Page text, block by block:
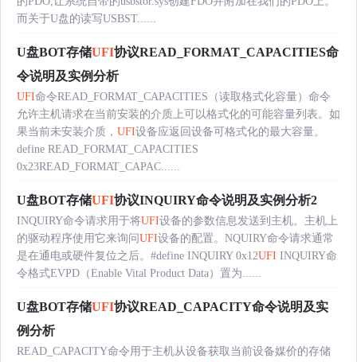
而关于U盘的读写USBST......
U盘BOT存储UFI协议READ_FORMAT_CAPACITIES命
令说明及实例分析
UFI命令READ_FORMAT_CAPACITIES（读取格式化容量）命令
允许主机请求在当前安装的介质上可以格式化的可能容量列表。如
果当前未安装介质， UFI设备应返回设备可格式化的最大容量。
define READ_FORMAT_CAPACITIES
0x23READ_FORMAT_CAPAC......
U盘BOT存储UFI协议INQUIRY命令说明及实例分析2
INQUIRY命令请求用于将UFI设备的参数信息发送到主机。主机上
的驱动程序使用它来询问UFI设备的配置。NQUIRY命令请求通常
是在通电或硬件复位之后。#define INQUIRY 0x12UFI INQUIRY命
令格式EVPD（Enable Vital Product Data）置为......
U盘BOT存储UFI协议READ_CAPACITY命令说明及实
例分析
READ_CAPACITY命令用于主机从设备获取当前设备媒价的存储